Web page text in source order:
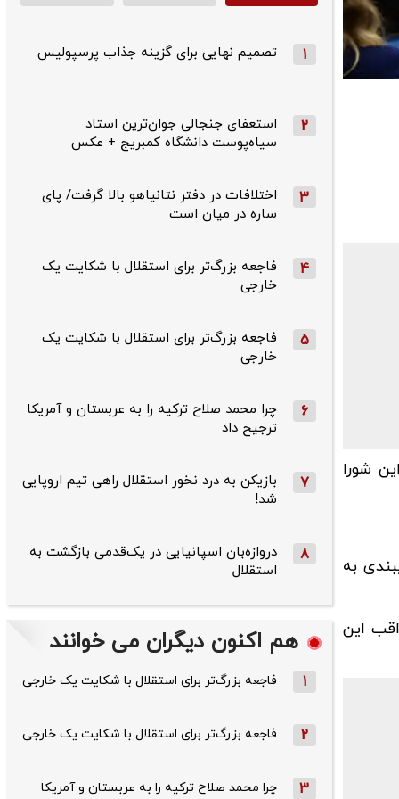
شورا
گذشته به «عدم پایبندی به
این
1 تصمیم نهایی برای گزینه جذاب پرسپولیس
2
استعفای جنجالی جوان‌ترین استاد
سیاه‌پوست دانشگاه کمبریج + عکس
3
اختلافات در دفتر نتانیاهو بالا گرفت/ پای
ساره در میان است
4
فاجعه بزرگ‌تر برای استقلال با شکایت یک
خارجی
5
فاجعه بزرگ‌تر برای استقلال با شکایت یک
خارجی
6
چرا محمد صلاح ترکیه را به عربستان و آمریکا
ترجیح داد
7
بازیکن به درد نخور استقلال راهی تیم اروپایی
شد!
8
دروازه‌بان اسپانیایی در یک‌قدمی بازگشت به
استقلال
هم اکنون دیگران می خوانند
1 فاجعه بزرگ‌تر برای استقلال با شکایت یک خارجی
2 فاجعه بزرگ‌تر برای استقلال با شکایت یک خارجی
3 چرا محمد صلاح ترکیه را به عربستان و آمریکا